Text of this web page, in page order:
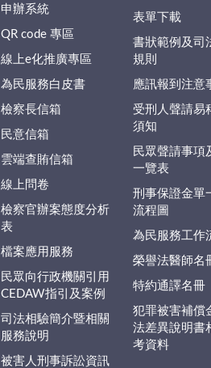
申辦系統
QR code 專區
線上e化推廣專區
為民服務白皮書
檢察長信箱
民意信箱
雲端查賄信箱
線上問卷
檢察官辦案態度分析
表
檔案應用服務
民眾向行政機關引用
CEDAW指引及案例
司法相驗簡介暨相關
服務說明
被害人刑事訴訟資訊
表單下載
書狀範例及司
規則
應訊報到注意
受刑人聲請易
須知
民眾聲請事項
一覽表
刑事保證金單
流程圖
為民服務工作
榮譽法醫師名
特約通譯名冊
犯罪被害補償
法差異說明書
考資料